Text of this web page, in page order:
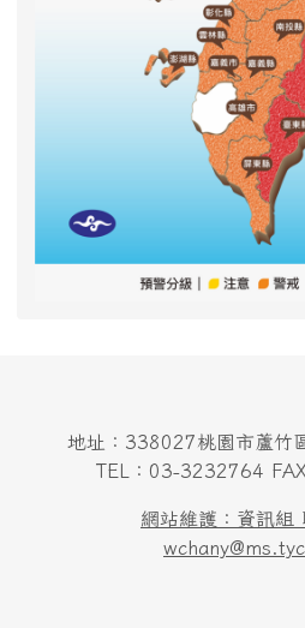
地址：338027桃園市蘆竹
TEL：03-3232764
網站維護：資訊組